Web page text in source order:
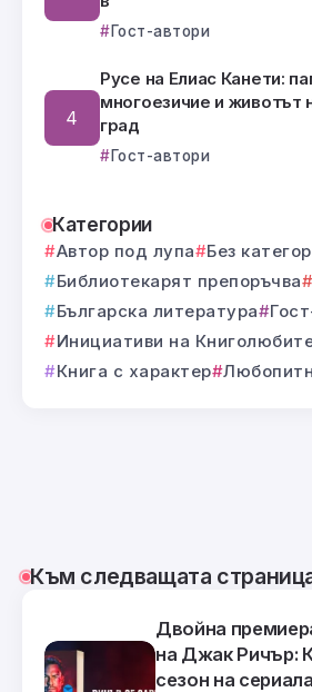
Гост-автори
Русе на Елиас Канети:
многоезичие и животът
град
Гост-автори
Категории
Автор под лупа
Без
Библиотекарят препоръчва
Българска литература
Инициативи на
Книга с характер
Към следващата
Двойна
на Джак Ричър:
сезон на